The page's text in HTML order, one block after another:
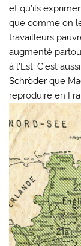
et qu’ils
que comme on
travailleurs
augmenté
à l’Est. C’est
Schröder que
reproduire en